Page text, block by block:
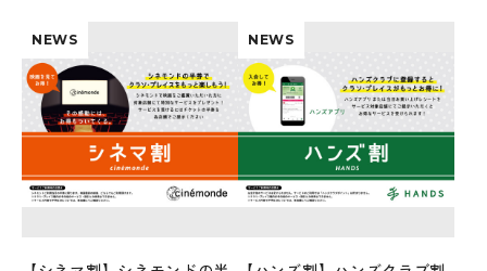
ン！
NEWS NEWS